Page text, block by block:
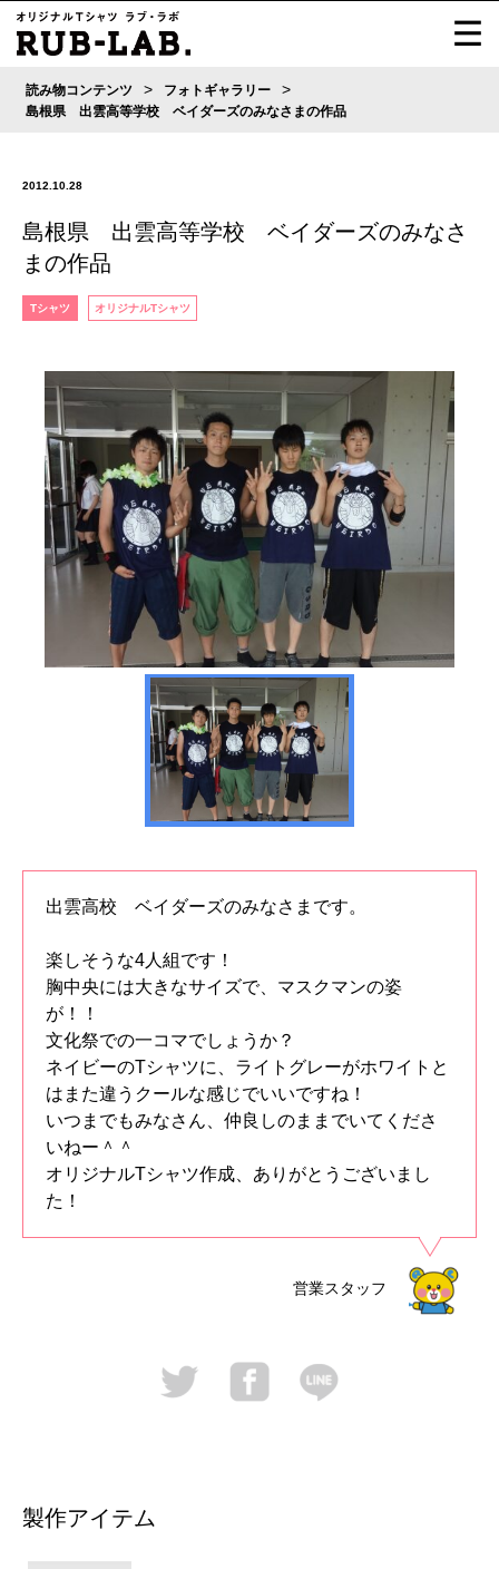
読み物コンテンツ > フォトギャラリー >
島根県 出雲高等学校 ベイダーズのみなさまの作品
2012.10.28
島根県 出雲高等学校 ベイダーズのみなさ
まの作品
Tシャツ オリジナルTシャツ
出雲高校 ベイダーズのみなさまです。
楽しそうな4人組です！
胸中央には大きなサイズで、マスクマンの姿
が！！
文化祭での一コマでしょうか？
ネイビーのTシャツに、ライトグレーがホワイトと
はまた違うクールな感じでいいですね！
いつまでもみなさん、仲良しのままでいてくださ
いねー＾＾
オリジナルTシャツ作成、ありがとうございまし
た！
営業スタッフ
製作アイテム